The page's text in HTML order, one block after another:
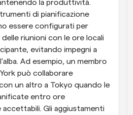
la produttività.
di pianificazione
essere configurati per
delle riunioni con le ore locali
evitando impegni a
Ad esempio, un membro
può collaborare
un altro a Tokyo quando le
entro ore
Gli aggiustamenti